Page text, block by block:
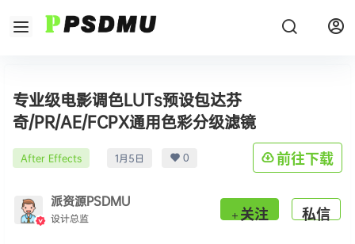
专业级电影调色LUTs预设包达芬
奇/PR/AE/FCPX通用色彩分级滤镜
After Effects 1月5日 0 前往下载
派资源PSDMU
设计总监 关注 私信